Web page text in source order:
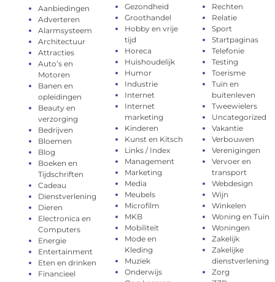
Aanbiedingen
Adverteren
Alarmsysteem
Architectuur
Attracties
Auto’s en
Motoren
Banen en
opleidingen
Beauty en
verzorging
Bedrijven
Bloemen
Blog
Boeken en
Tijdschriften
Cadeau
Dienstverlening
Dieren
Electronica en
Computers
Energie
Entertainment
Eten en drinken
Financieel
Gezondheid
Groothandel
Hobby en vrije
tijd
Horeca
Huishoudelijk
Humor
Industrie
Internet
Internet
marketing
Kinderen
Kunst en Kitsch
Links / Index
Management
Marketing
Media
Meubels
Microfilm
MKB
Mobiliteit
Mode en
Kleding
Muziek
Onderwijs
Rechten
Relatie
Sport
Startpaginas
Telefonie
Testing
Toerisme
Tuin en
buitenleven
Tweewielers
Uncategorized
Vakantie
Verbouwen
Verenigingen
Vervoer en
transport
Webdesign
Wijn
Winkelen
Woning en Tuin
Woningen
Zakelijk
Zakelijke
dienstverlening
Zorg